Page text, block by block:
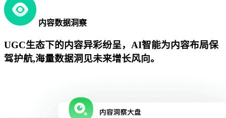
内容数据洞察
UGC生态下的内容异彩纷呈，AI智能为内容布局保
驾护航,海量数据洞见未来增长风向。